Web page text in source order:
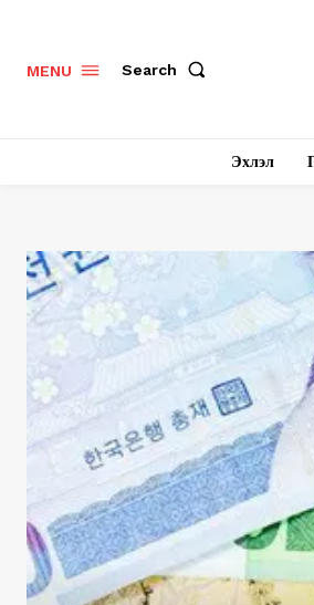
MENU Search
Эхлэл